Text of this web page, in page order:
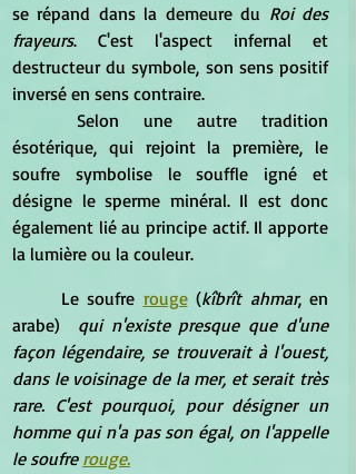
se répand dans la demeure du Roi des
frayeurs. C'est l'aspect infernal et
destructeur du symbole, son sens positif
inversé en sens contraire.
ésotérique, qui rejoint la première, le
soufre symbolise le souffle igné et
désigne le sperme minéral. Il est donc
également lié au principe actif. Il apporte
la lumière ou la couleur.
	Le soufre
rouge (kîbrît ahmar, en
arabe) qui n'existe presque que d'une
façon légendaire, se trouverait à l'ouest,
dans le voisinage de la mer, et serait très
rare. C'est pourquoi, pour désigner un
homme qui n'a pas son égal, on l'appelle
le soufre rouge.